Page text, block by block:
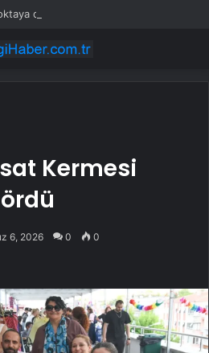
daha EDS geliyor
Kermesi
6, 2026 0 0